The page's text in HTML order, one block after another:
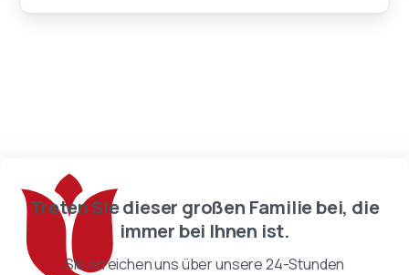
Treten Sie dieser großen Familie bei, die
immer bei Ihnen ist.
Sie erreichen uns über unsere 24-Stunden